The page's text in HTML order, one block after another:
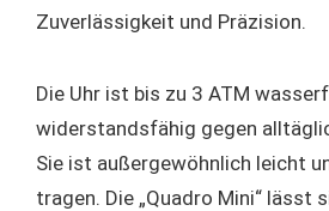
Zuverlässigkeit und Präzision.
Die Uhr ist bis zu 3 ATM
widerstandsfähig gegen
Sie ist außergewöhnlich leicht
tragen. Die „Quadro Mini“ lässt